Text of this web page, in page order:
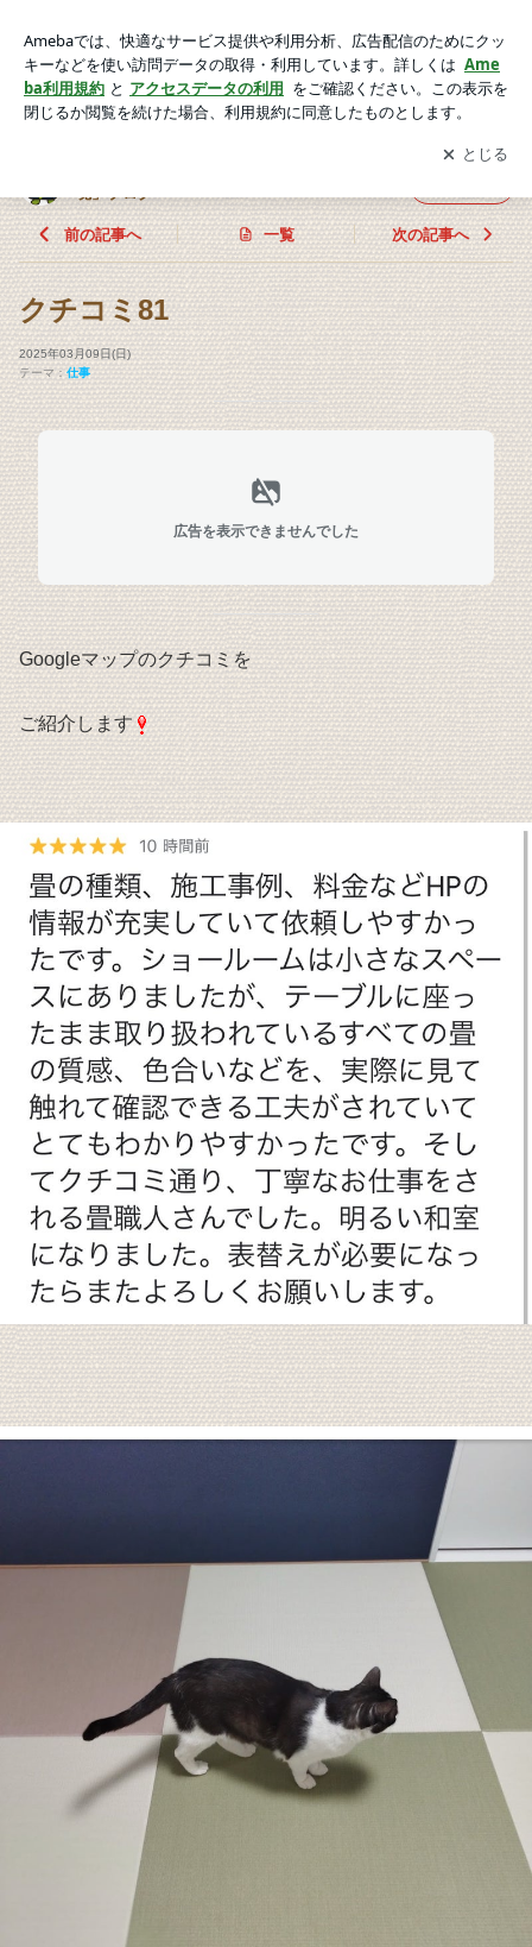
魂」ブログアプリをダウンロードして ブログの更新通知
を受け取りまし
ょう。
開く
魂」ブログ
前の記事へ 一覧 次の記事へ
クチコミ81
2025年03月09日(日)
テーマ：仕事
広告を表示できませんでした
Googleマップのクチコミを
ご紹介します